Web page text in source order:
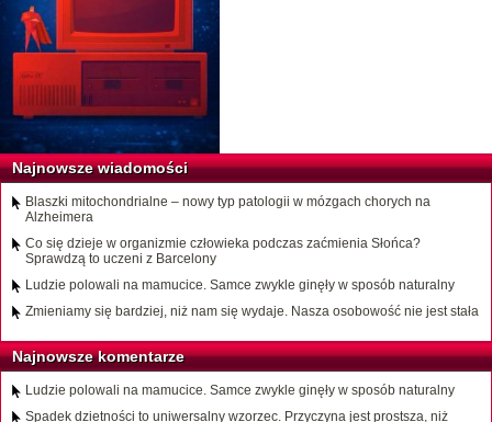
Najnowsze wiadomości
Blaszki mitochondrialne – nowy typ patologii w mózgach chorych na
Alzheimera
Co się dzieje w organizmie człowieka podczas zaćmienia Słońca?
Sprawdzą to uczeni z Barcelony
Ludzie polowali na mamucice. Samce zwykle ginęły w sposób naturalny
Zmieniamy się bardziej, niż nam się wydaje. Nasza osobowość nie jest stała
Najnowsze komentarze
Ludzie polowali na mamucice. Samce zwykle ginęły w sposób naturalny
Spadek dzietności to uniwersalny wzorzec. Przyczyna jest prostsza, niż